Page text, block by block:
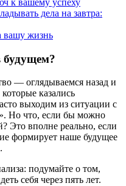
дела на завтра:
вашу жизнь
будущем?
— оглядываемся назад и
казались
выходим из ситуации с
Но что, если бы можно
Это вполне реально, если
формирует наше будущее
подумайте о том,
себя через пять лет.